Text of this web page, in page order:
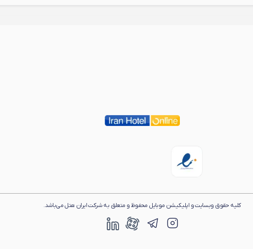
کلیه حقوق وبسایت و اپلیکیشن موبایل محفوظ و متعلق به شرکت ایران هتل می‌باشد.